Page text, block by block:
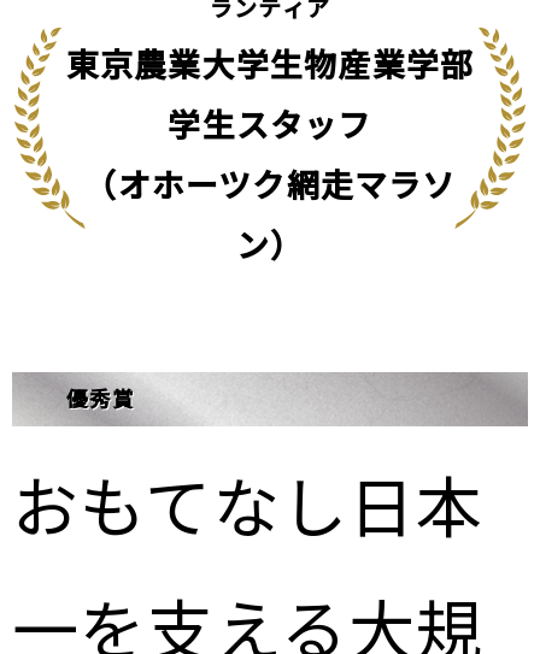
東京農業大学生物産業学部
学生スタッフ
（オホーツク網走マラソ
ン）
優秀賞
おもてなし日本
一を支える大規